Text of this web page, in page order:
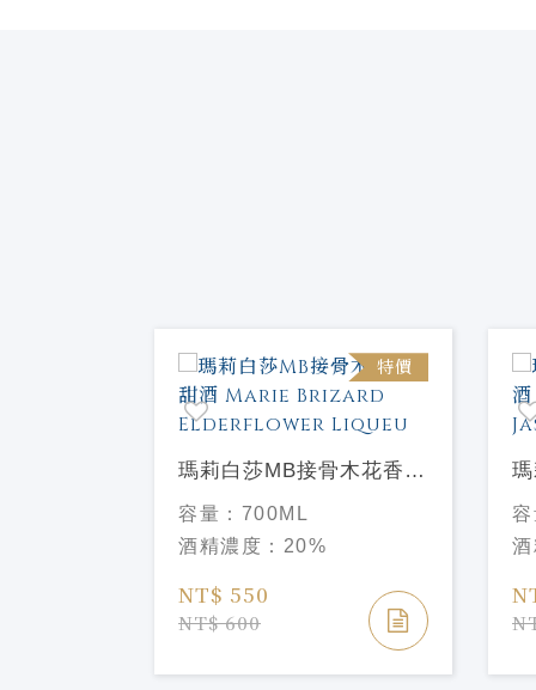
特價
瑪莉白莎MB接骨木花香甜
酒 Marie Brizard
Elderflower Liqueu
容量： 700ML
酒精濃度： 20%
NT$ 550
NT$ 600